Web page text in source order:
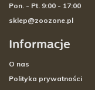
Informacje
O nas
Polityka prywatności
Pon. - Pt. 9:00 - 17:00
sklep@zoozone.pl